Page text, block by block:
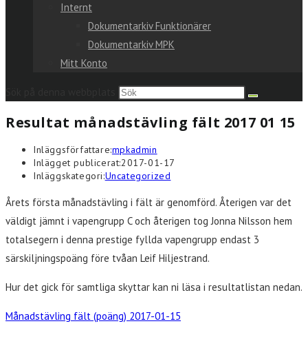
Internt
Dokumentarkiv Funktionärer
Dokumentarkiv MPK
Mitt Konto
Resultat månadstävling fält 2017 01 15
Inläggsförfattare:mpkadmin
Inlägget publicerat:2017-01-17
Inläggskategori:Uncategorized
Årets första månadstävling i fält är genomförd. Återigen var det
väldigt jämnt i vapengrupp C och återigen tog Jonna Nilsson hem
totalsegern i denna prestige fyllda vapengrupp endast 3
särskiljningspoäng före tvåan Leif Hiljestrand.
Hur det gick för samtliga skyttar kan ni läsa i resultatlistan nedan.
Månadstävling fält (poäng) 2017-01-15